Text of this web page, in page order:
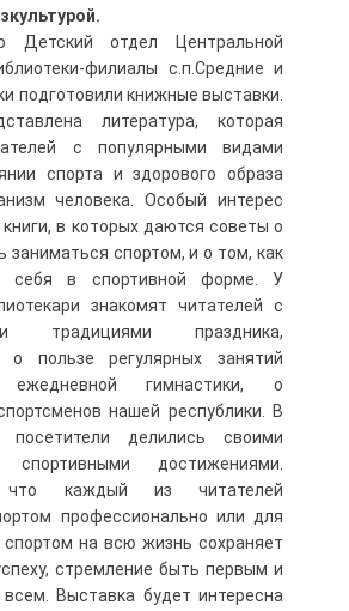
отдел Центральной
филиалы с.п.Средние и
подготовили книжные выставки.
литература, которая
с популярными видами
спорта и здорового образа
человека. Особый интерес
в которых даются советы о
заниматься спортом, и о том, как
себя в спортивной форме. У
знакомят читателей с
традициями праздника,
о пользе регулярных занятий
гимнастики, о
нашей республики. В
делились своими
достижениями.
что каждый из читателей
профессионально или для
на всю жизнь сохраняет
стремление быть первым и
Выставка будет интересна